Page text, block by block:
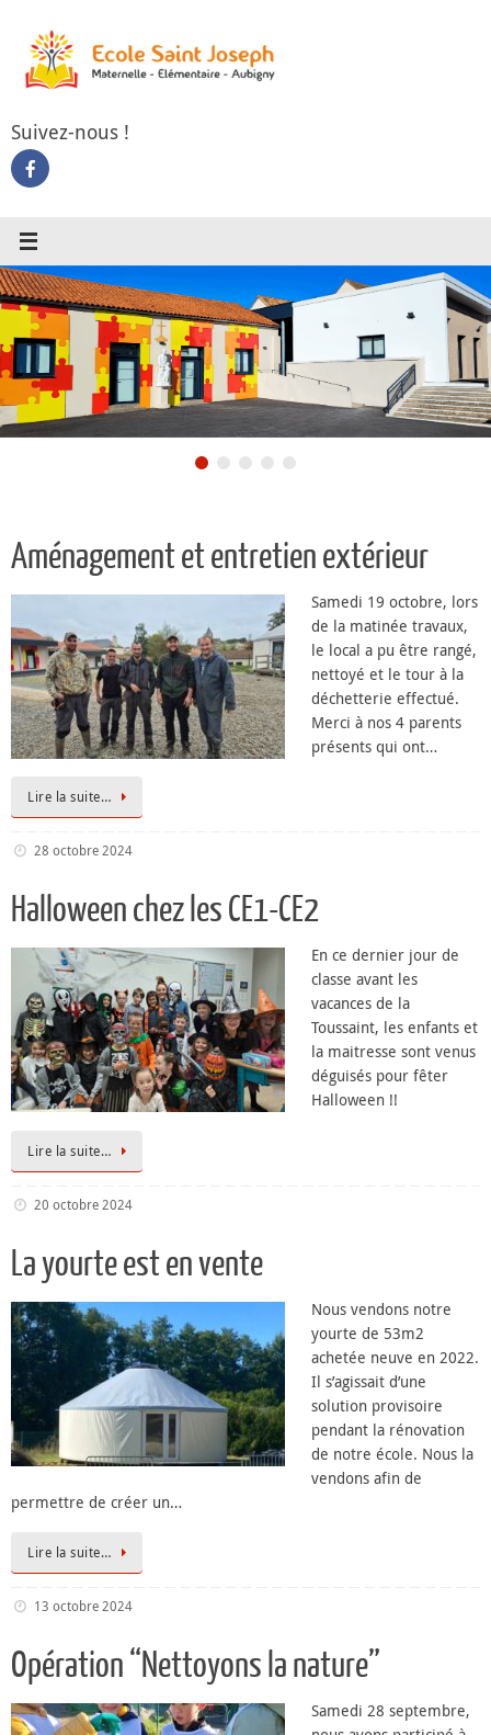
contenu
Suivez-nous !
Aménagement et entretien extérieur
Samedi 19 octobre, lors
de la matinée travaux,
le local a pu être rangé,
nettoyé et le tour à la
déchetterie effectué.
Merci à nos 4 parents
présents qui ont…
Lire la suite…
28 octobre 2024
Halloween chez les CE1-CE2
️En ce dernier jour de
classe avant les
vacances de la
Toussaint, les enfants et
la maitresse sont venus
déguisés pour fêter
Halloween !!
Lire la suite…
20 octobre 2024
La yourte est en vente
Nous vendons notre
yourte de 53m2
achetée neuve en 2022.
Il s’agissait d’une
solution provisoire
pendant la rénovation
de notre école. Nous la
vendons afin de
permettre de créer un…
Lire la suite…
13 octobre 2024
Opération “Nettoyons la nature”
Samedi 28 septembre,